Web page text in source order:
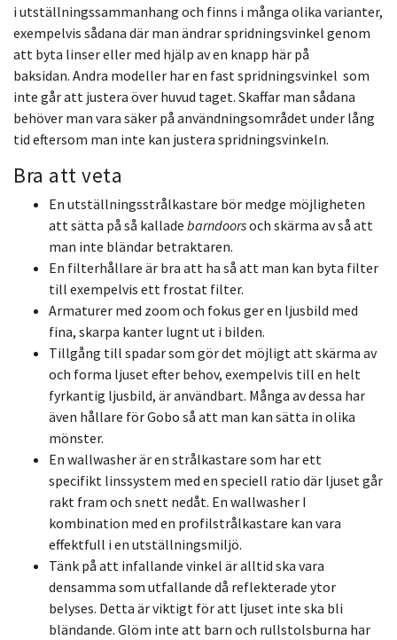
i utställningssammanhang och finns i många olika varianter,
exempelvis sådana där man ändrarspridningsvinkel genom
att byta linser eller med hjälp av en knapp här på
baksidan. Andra modeller har en fast spridningsvinkel som
inte går att justera över huvud taget. Skaffar man sådana
behöver man vara säker på användningsområdet under lång
tid eftersom man inte kan justera spridningsvinkeln.
Bra att veta
En utställningsstrålkastare bör medge möjligheten
att sätta på så kallade barndoorsoch skärma av så att
man inte bländar betraktaren.
En filterhållare är bra att ha så att man kan byta filter
till exempelvis ett frostat filter.
Armaturer med zoom och fokus ger en ljusbild med
fina, skarpa kanter lugnt ut i bilden.
Tillgång till spadar som gör det möjligt att skärma av
och forma ljuset efter behov, exempelvis till en helt
fyrkantig ljusbild, är användbart. Många av dessa har
även hållare för Gobo så att man kan sätta in olika
mönster.
En wallwasher är en strålkastare som har ett
specifikt linssystem med en speciell ratio där ljuset går
rakt fram och snett nedåt. En wallwasher I
kombination med en profilstrålkastare kan vara
effektfull i en utställningsmiljö.
Tänk på att infallande vinkel är alltid ska vara
densamma som utfallande då reflekterade ytor
belyses. Detta är viktigt för att ljuset inte ska bli
bländande. Glöm inte att barn och rullstolsburna har